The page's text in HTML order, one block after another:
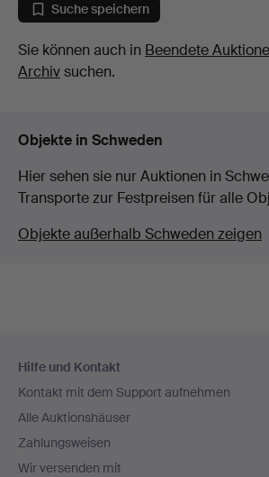
Suche speichern
Sie können auch in Beendete
Archivsuchen.
Objekte in Schweden
Hier sehen sie nur Auktionen in
Transporte zur Festpreisen für alle
Objekte außerhalb Schweden zeigen
Navigation
Hilfe und Kontakt
Kontakt mit dem Support aufnehmen
Alle Auktionshäuser
Zahlungsweisen
Wir versenden mit